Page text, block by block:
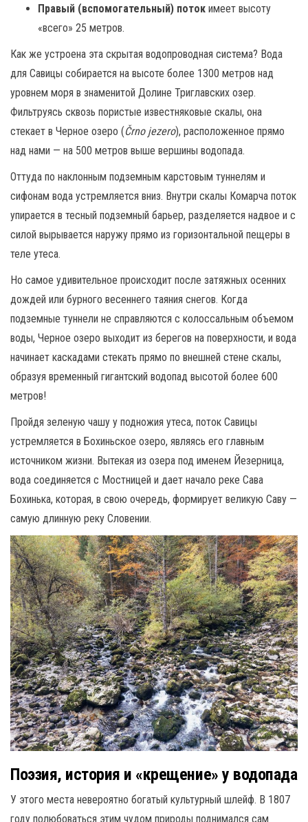
Правый (вспомогательный) поток имеет высоту
«всего» 25 метров.
Как же устроена эта скрытая водопроводная система? Вода
для Савицы собирается на высоте более 1300 метров над
уровнем моря в знаменитой Долине Триглавских озер.
Фильтруясь сквозь пористые известняковые скалы, она
стекает в Черное озеро (Črno jezero), расположенное прямо
над нами — на 500 метров выше вершины водопада.
Оттуда по наклонным подземным карстовым туннелям и
сифонам вода устремляется вниз. Внутри скалы Комарча поток
упирается в тесный подземный барьер, разделяется надвое и с
силой вырывается наружу прямо из горизонтальной пещеры в
теле утеса.
Но самое удивительное происходит после затяжных осенних
дождей или бурного весеннего таяния снегов. Когда
подземные туннели не справляются с колоссальным объемом
воды, Черное озеро выходит из берегов на поверхности, и вода
начинает каскадами стекать прямо по внешней стене скалы,
образуя временный гигантский водопад высотой более 600
метров!
Пройдя зеленую чашу у подножия утеса, поток Савицы
устремляется в Бохиньское озеро, являясь его главным
источником жизни. Вытекая из озера под именем Йезерница,
вода соединяется с Мостницей и дает начало реке Сава
Бохинька, которая, в свою очередь, формирует великую Саву —
самую длинную реку Словении.
Поэзия, история и «крещение» у водопада
У этого места невероятно богатый культурный шлейф. В 1807
году полюбоваться этим чудом природы поднимался сам